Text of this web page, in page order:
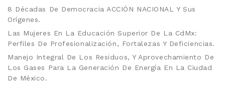
8 Décadas De Democracia ACCIÓN NACIONAL Y Sus
Orígenes.
Las Mujeres En La Educación Superior De La CdMx:
Perfiles De Profesionalización, Fortalezas Y Deficiencias.
Manejo Integral De Los Residuos, Y Aprovechamiento De
Los Gases Para La Generación De Energía En La Ciudad
De México.